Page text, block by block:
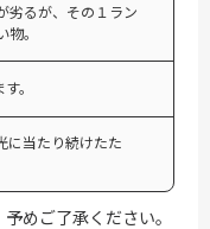
劣るが、その１ラン
。
。
に当たり続けたた
めご了承ください。